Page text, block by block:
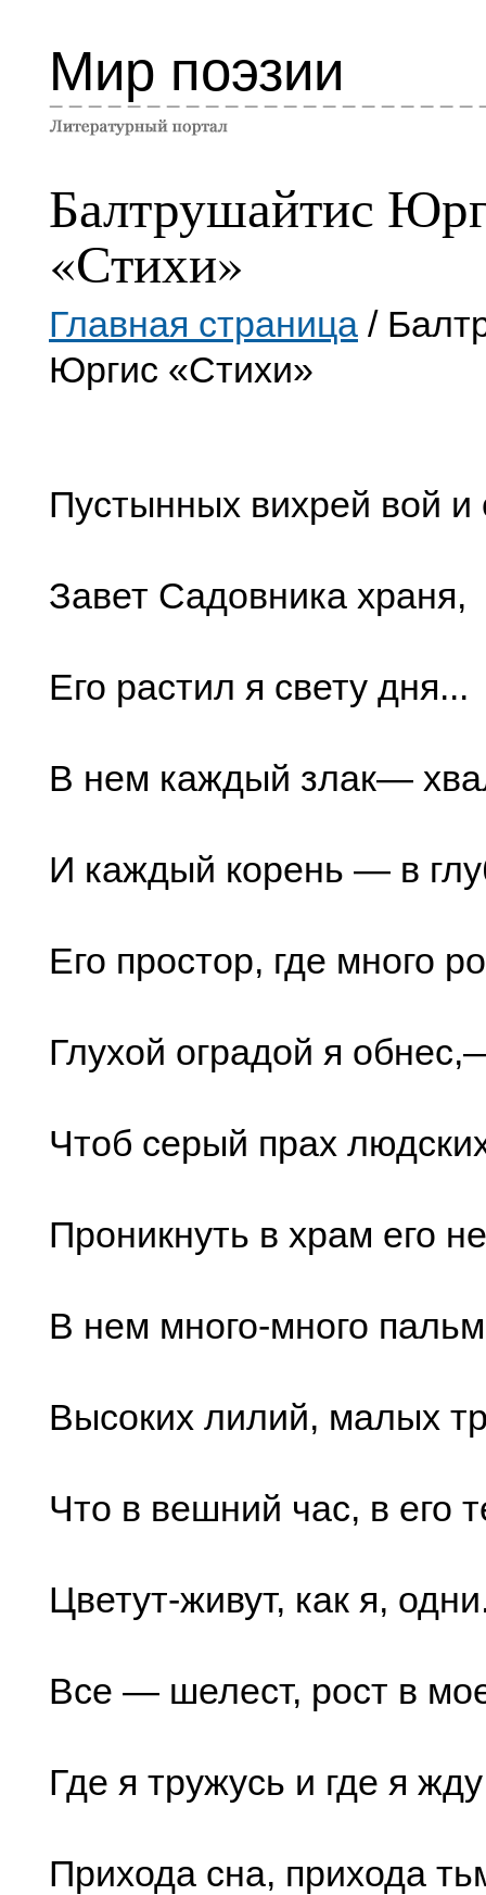
Мир поэзии
Балтрушайтис
«Стихи»
Главная страница /
Юргис «Стихи»
Пустынных вихрей вой и
Завет Садовника храня,
Его растил я свету дня...
В нем каждый злак—
И каждый корень — в
Его простор, где много
Глухой оградой я
Чтоб серый прах
Проникнуть в храм его
В нем много-много
Высоких лилий, малых
Что в вешний час, в его
Цветут-живут, как я,
Все — шелест, рост в
Где я тружусь и где я
Прихода сна, прихода